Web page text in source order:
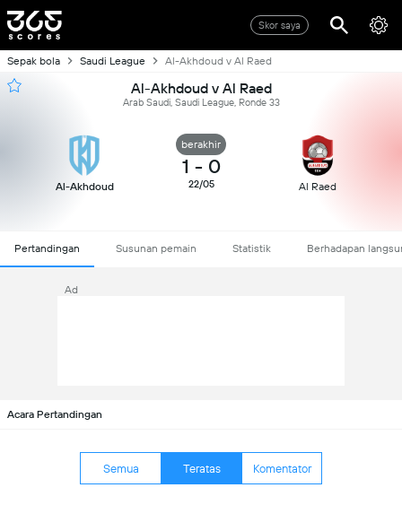
Skor saya
Sepak bola Saudi League Al-Akhdoud v Al Raed
Al-Akhdoud v Al Raed
Arab Saudi, Saudi League, Ronde 33
Al-Akhdoud
berakhir
1 - 0
22/05 Al Raed
Pertandingan Susunan pemain Statistik Berhadapan
Ad
Acara Pertandingan
Semua Teratas Komentator